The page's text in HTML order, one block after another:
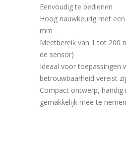
Eenvoudig te bedienen
Hoog nauwkeurig met
mm
Meetbereik van 1 tot 200
de sensor)
Ideaal voor toepassingen
betrouwbaarheid vereist
Compact ontwerp, handig
gemakkelijk mee te nemen